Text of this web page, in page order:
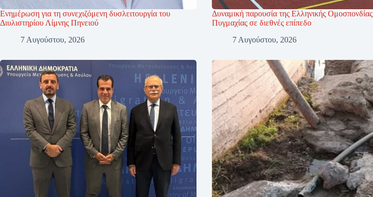
Ενημέρωση για τη συνεχιζόμενη δυσλειτουργία του
Διυλιστηρίου Λίμνης Πηνειού
7 Αυγούστου, 2026
Δυναμική παρουσία της Ελληνικής Ομοσπονδίας
Πυγμαχίας σε διεθνές επίπεδο
7 Αυγούστου, 2026